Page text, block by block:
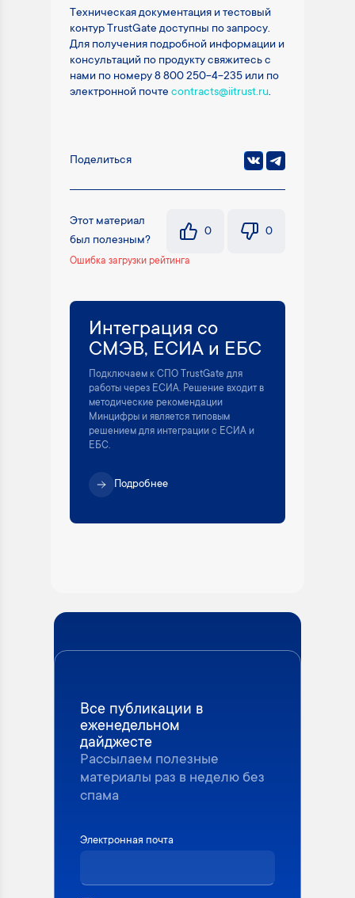
Техническая документация и тестовый
контур TrustGate доступны по запросу.
Для получения подробной информации и
консультаций по продукту свяжитесь с
нами по номеру 8 800 250-4-235 или по
электронной почте contracts@iitrust.ru.
Поделиться
Этот материал
был полезным?
0 0
Ошибка загрузки рейтинга
Интеграция со
СМЭВ, ЕСИА и ЕБС
Подключаем к СПО TrustGate для
работы через ЕСИА. Решение входит в
методические рекомендации
Минцифры и является типовым
решением для интеграции с ЕСИА и
ЕБС.
Подробнее
Все публикации в
еженедельном
дайджесте
Рассылаем полезные
материалы раз в неделю без
спама
Электронная почта